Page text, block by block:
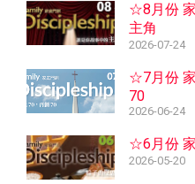
☆8月份
主角
2026-07-24
☆7月份
70
2026-06-24
☆6月份
2026-05-20